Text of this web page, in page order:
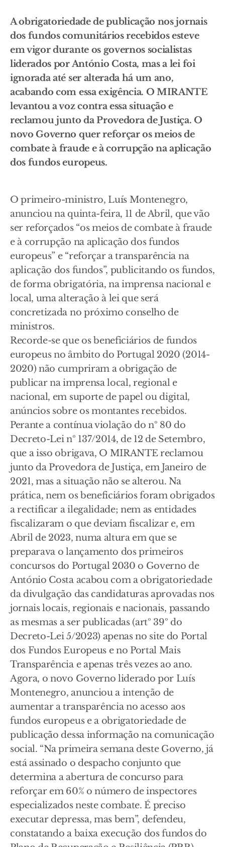
A obrigatoriedade de publicação nos jornais
dos fundos comunitários recebidos esteve
em vigor durante os governos socialistas
liderados por António Costa, mas a lei foi
ignorada até ser alterada há um ano,
acabando com essa exigência. O MIRANTE
levantou a voz contra essa situação e
reclamou junto da Provedora de Justiça. O
novo Governo quer reforçar os meios de
combate à fraude e à corrupção na aplicação
dos fundos europeus.
O primeiro-ministro, Luís Montenegro,
anunciou na quinta-feira, 11 de Abril, que vão
ser reforçados “os meios de combate à fraude
e à corrupção na aplicação dos fundos
europeus” e “reforçar a transparência na
aplicação dos fundos”, publicitando os fundos,
de forma obrigatória, na imprensa nacional e
local, uma alteração à lei que será
concretizada no próximo conselho de
ministros.
Recorde-se que os beneficiários de fundos
europeus no âmbito do Portugal 2020 (2014-
2020) não cumpriram a obrigação de
publicar na imprensa local, regional e
nacional, em suporte de papel ou digital,
anúncios sobre os montantes recebidos.
Perante a contínua violação do nº 80 do
Decreto-Lei nº 137/2014, de 12 de Setembro,
que a isso obrigava, O MIRANTE reclamou
junto da Provedora de Justiça, em Janeiro de
2021, mas a situação não se alterou. Na
prática, nem os beneficiários foram obrigados
a rectificar a ilegalidade; nem as entidades
fiscalizaram o que deviam fiscalizar e, em
Abril de 2023, numa altura em que se
preparava o lançamento dos primeiros
concursos do Portugal 2030 o Governo de
António Costa acabou com a obrigatoriedade
da divulgação das candidaturas aprovadas nos
jornais locais, regionais e nacionais, passando
as mesmas a ser publicadas (artº 39º do
Decreto-Lei 5/2023) apenas no site do Portal
dos Fundos Europeus e no Portal Mais
Transparência e apenas três vezes ao ano.
Agora, o novo Governo liderado por Luís
Montenegro, anunciou a intenção de
aumentar a transparência no acesso aos
fundos europeus e a obrigatoriedade de
publicação dessa informação na comunicação
social. “Na primeira semana deste Governo, já
está assinado o despacho conjunto que
determina a abertura de concurso para
reforçar em 60% o número de inspectores
especializados neste combate. É preciso
executar depressa, mas bem”, defendeu,
constatando a baixa execução dos fundos do